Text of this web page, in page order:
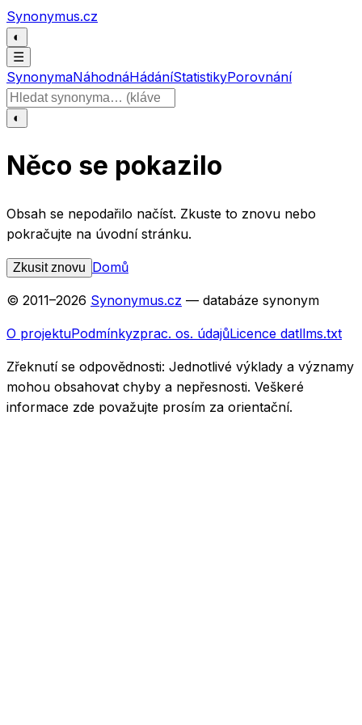
Přeskočit na obsah
Synonymus.cz
◐
☰
SynonymaNáhodnáHádáníStatistikyPorovnání
Hledat slovo
◐
Něco se pokazilo
Obsah se nepodařilo načíst. Zkuste to znovu nebo
pokračujte na úvodní stránku.
Zkusit znovu Domů
© 2011–2026 Synonymus.cz — databáze synonym
O projektuPodmínkyzprac. os. údajůLicence datllms.txt
Zřeknutí se odpovědnosti: Jednotlivé výklady a významy
mohou obsahovat chyby a nepřesnosti. Veškeré
informace zde považujte prosím za orientační.